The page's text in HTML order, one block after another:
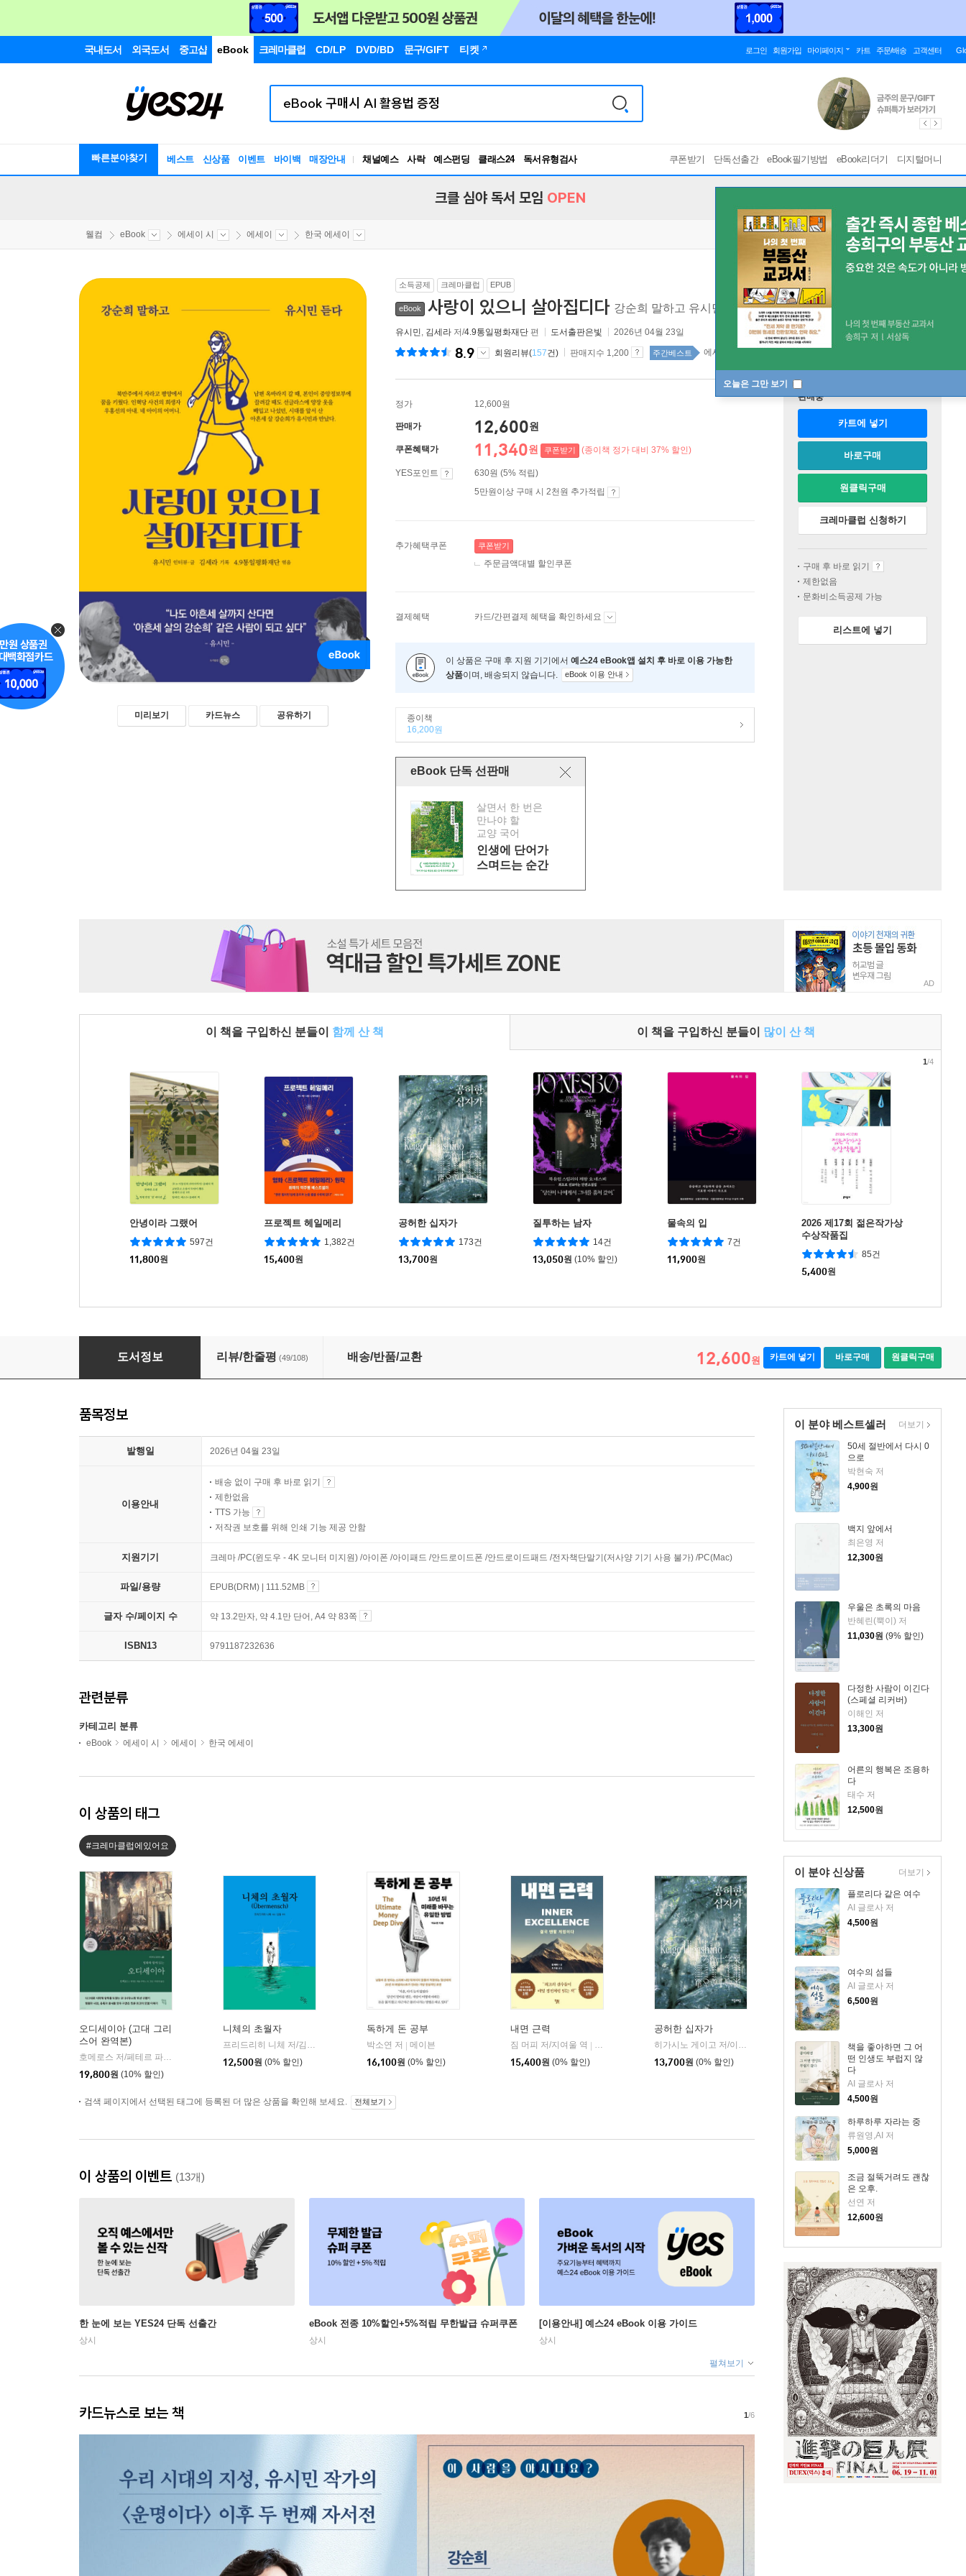
국내도서 외국도서 중고샵 eBook 크레마클럽 CD/LP DVD/BD 문구/GIFT 티켓 로그인 회원가입 마이페이지 카트 주문/배송 고객센터
빠른분야찾기 베스트 신상품 이벤트 바이백 매장안내 채널예스 사락 예스펀딩 클래스24
독서유형검사
RBTI Lab
쿠폰받기 단독선출간 eBook필기방법 eBook리더기 디지털머니
오늘은 그만 보기
크클 심야 독서 모임 OPEN
웰컴 eBook 에세이 시 에세이 한국 에세이
미리보기 카드뉴스 공유하기
소득공제 크레마클럽 EPUB
eBook 사랑이 있으니 살아집디다 강순희 말하고 유시민 듣다[ EPUB ]
유시민 , 김세라 저/4.9통일평화재단 편 도서출판은빛 2026년 04월 23일
8.9 회원리뷰(157건) 판매지수 1,200 주간베스트 에세이 시 142위
정가 12,600원
판매가 12,600원
쿠폰혜택가 11,340원 쿠폰받기 (종이책 정가 대비 37% 할인)
YES포인트
630원 (5% 적립)
5만원이상 구매 시 2천원 추가적립
추가혜택쿠폰 쿠폰받기
주문금액대별 할인쿠폰
결제혜택 카드/간편결제 혜택을 확인하세요
이 상품은 구매 후 지원 기기에서 예스24 eBook앱 설치 후 바로 이용 가능한
상품이며, 배송되지 않습니다. eBook 이용 안내
종이책
16,200원
eBook 단독 선판매
살면서 한 번은
만나야 할
교양 국어
인생에 단어가
스며드는 순간
판매중
카트에 넣기
바로구매
원클릭구매
크레마클럽 신청하기
구매 후 바로 읽기
제한없음
문화비소득공제 가능
리스트에 넣기
AD
이 책을 구입하신 분들이 함께 산 책 이 책을 구입하신 분들이 많이 산 책
안녕이라 그랬어
597건
11,800원
프로젝트 헤일메리
1,382건
15,400원
공허한 십자가
173건
13,700원
질투하는 남자
14건
13,050원 (10% 할인)
물속의 입
7건
11,900원
2026 제17회 젊은작가상
수상작품집
85건
5,400원
1/4
사랑이 있으니 살아집디다
도서정보 리뷰/한줄평 (49/108) 배송/반품/교환 12,600원 카트에 넣기 바로구매 원클릭구매
이 분야 베스트셀러
50세 절반에서 다시 0
으로
박현숙 저
4,900원
백지 앞에서
최은영 저
12,300원
우울은 초록의 마음
반혜린(뿍이) 저
11,030원 (9% 할인)
다정한 사람이 이긴다
(스페셜 리커버)
이해인 저
13,300원
어른의 행복은 조용하
다
태수 저
12,500원
더보기
이 분야 신상품
플로리다 같은 여수
AI 글로사 저
4,500원
여수의 섬들
AI 글로사 저
6,500원
책을 좋아하면 그 어
떤 인생도 부럽지 않
다
AI 글로사 저
4,500원
하루하루 자라는 중
류원영,AI 저
5,000원
조금 절뚝거려도 괜찮
은 오후.
선연 저
12,600원
더보기
품목정보
발행일 2026년 04월 23일
이용안내
배송 없이 구매 후 바로 읽기
제한없음
TTS 가능
저작권 보호를 위해 인쇄 기능 제공 안함
지원기기 크레마 /PC(윈도우 - 4K 모니터 미지원) /아이폰 /아이패드 /안드로이드폰 /안드로이드패드 /전자책단말기(저사양 기기 사용 불가) /PC(Mac)
파일/용량 EPUB(DRM) | 111.52MB
글자 수/페이지 수 약 13.2만자, 약 4.1만 단어, A4 약 83쪽
ISBN13 9791187232636
관련분류
카테고리 분류
eBook 에세이 시 에세이 한국 에세이
이 상품의 태그
#크레마클럽에있어요
오디세이아 (고대 그리
스어 완역본)
| 현대지성
19,800원 (10% 할인)
니체의 초월자
12,500원 (0% 할인)
독하게 돈 공부
박소연 저 | 메이븐
16,100원 (0% 할인)
내면 근력
짐 머피 저/지여울 역 |
15,400원 (0% 할인)
공허한 십자가
자음과모음
13,700원 (0% 할인)
검색 페이지에서 선택된 태그에 등록된 더 많은 상품을 확인해 보세요. 전체보기
이 상품의 이벤트 (13개)
한 눈에 보는 YES24 단독 선출간
상시
eBook 전종 10%할인+5%적립 무한발급 슈퍼쿠폰
상시
[이용안내] 예스24 eBook 이용 가이드
상시
펼쳐보기
카드뉴스로 보는 책 1/6